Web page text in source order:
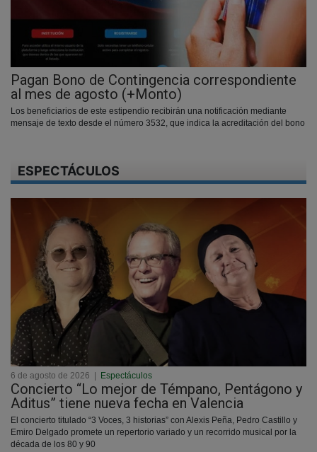
Pagan Bono de Contingencia correspondiente
al mes de agosto (+Monto)
Los beneficiarios de este estipendio recibirán una notificación mediante
mensaje de texto desde el número 3532, que indica la acreditación del bono
ESPECTÁCULOS
6 de agosto de 2026 Espectáculos
Concierto “Lo mejor de Témpano, Pentágono y
Aditus” tiene nueva fecha en Valencia
El concierto titulado “3 Voces, 3 historias” con Alexis Peña, Pedro Castillo y
Emiro Delgado promete un repertorio variado y un recorrido musical por la
década de los 80 y 90